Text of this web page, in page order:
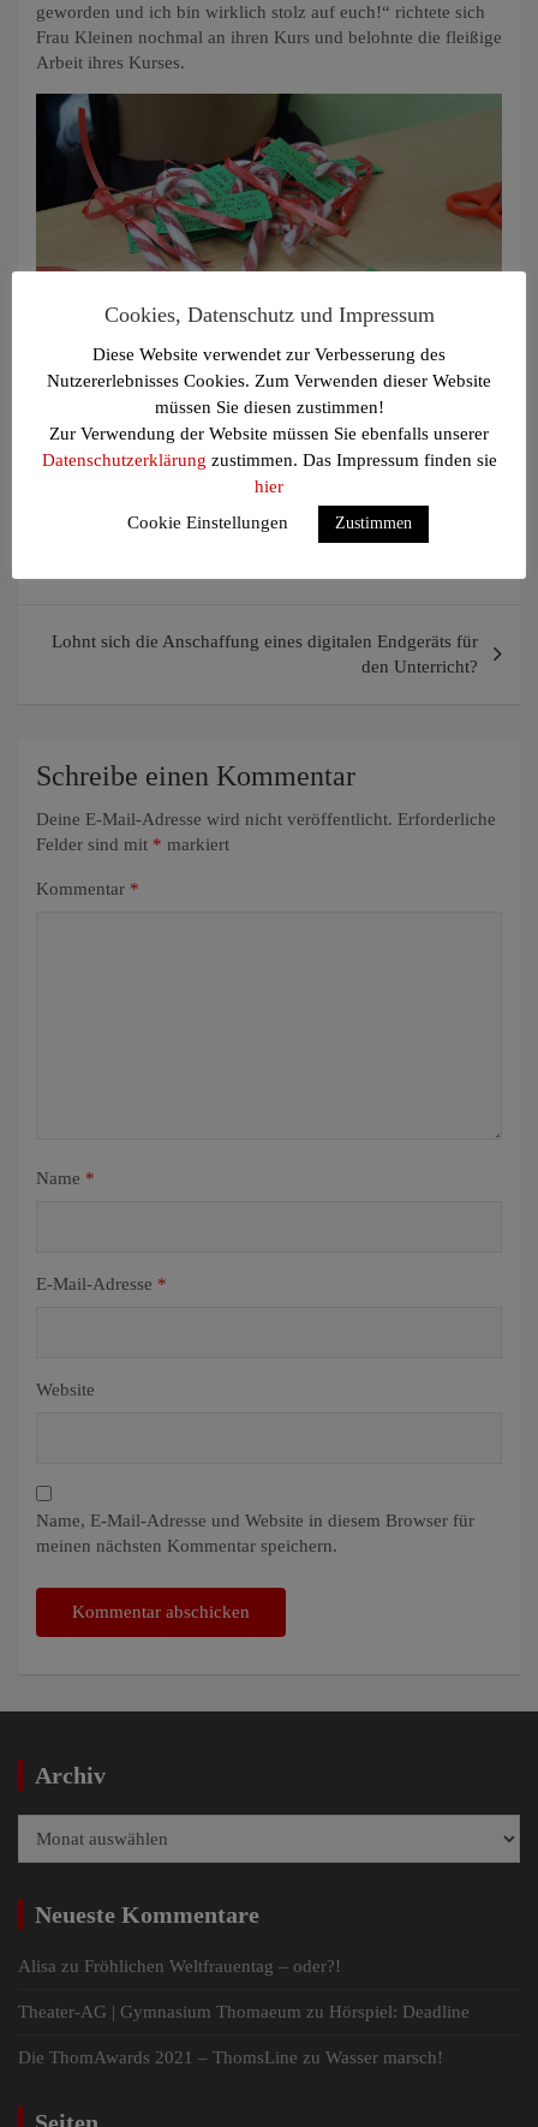
geworden und ich bin wirklich stolz auf euch!“ richtete sich
Frau Kleinen nochmal an ihren Kurs und belohnte die fleißige
Arbeit ihres Kurses.
Als kleines Geschenk wurden an die jüngeren Schüler
Zuckerstangen mit Weihnachtsgruß verteilt.
Tags: Hinter den Kulissen ,Religion,Video,Weihnachten
Lohnt sich die Anschaffung eines digitalen Endgeräts für
den Unterricht?
Schreibe einen Kommentar
Deine E-Mail-Adresse wird nicht veröffentlicht. Erforderliche
Felder sind mit * markiert
Kommentar *
Name *
E-Mail-Adresse *
Website
Name, E-Mail-Adresse und Website in diesem Browser für
meinen nächsten Kommentar speichern.
Archiv
Neueste Kommentare
Alisa zu Fröhlichen Weltfrauentag – oder?!
Theater-AG | Gymnasium Thomaeum zu Hörspiel: Deadline
Die ThomAwards 2021 – ThomsLine zu Wasser marsch!
Cookies, Datenschutz und Impressum
Diese Website verwendet zur Verbesserung des
Nutzererlebnisses Cookies. Zum Verwenden dieser Website
müssen Sie diesen zustimmen!
Zur Verwendung der Website müssen Sie ebenfalls unserer
Datenschutzerklärung zustimmen. Das Impressum finden sie
hier
Cookie Einstellungen
Zustimmen